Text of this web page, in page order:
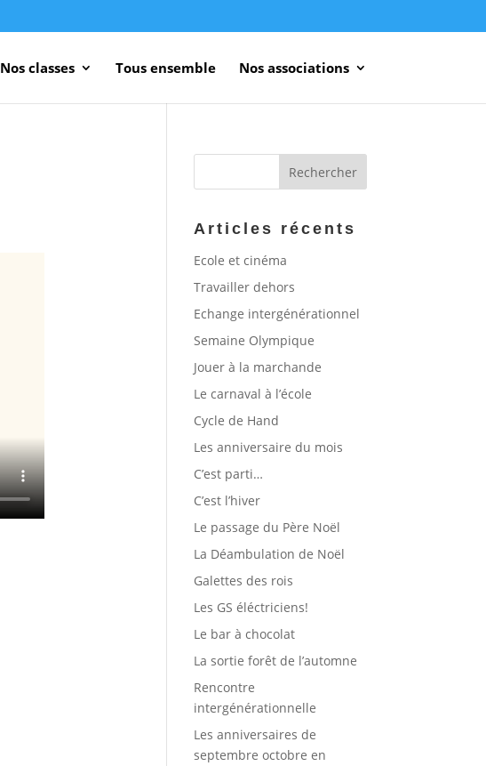
Nos classes Tous ensemble Nos associations
Articles récents
Ecole et cinéma
Travailler dehors
Echange intergénérationnel
Semaine Olympique
Jouer à la marchande
Le carnaval à l’école
Cycle de Hand
Les anniversaire du mois
C’est parti…
C’est l’hiver
Le passage du Père Noël
La Déambulation de Noël
Galettes des rois
Les GS éléctriciens!
Le bar à chocolat
La sortie forêt de l’automne
Rencontre
intergénérationnelle
Les anniversaires de
septembre octobre en